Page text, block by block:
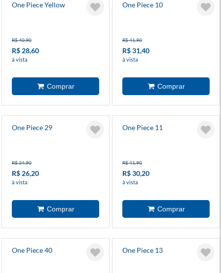
One Piece Yellow
R$ 40,90
R$ 28,60
à vista
One Piece 10
R$ 41,90
R$ 31,40
à vista
One Piece 29
R$ 34,90
R$ 26,20
à vista
One Piece 11
R$ 41,90
R$ 30,20
à vista
One Piece 40 One Piece 13